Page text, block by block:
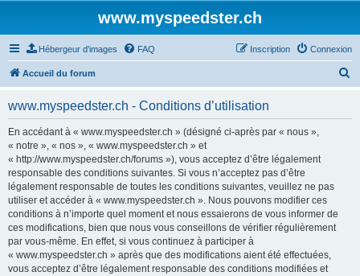
www.myspeedster.ch
Hébergeur d'images FAQ Connexion
Inscription
Accueil du forum
www.myspeedster.ch - Conditions d’utilisation
En accédant à « www.myspeedster.ch » (désigné ci-après par « nous »,
« notre », « nos », « www.myspeedster.ch » et
« http://www.myspeedster.ch/forums »), vous acceptez d’être légalement
responsable des conditions suivantes. Si vous n’acceptez pas d’être
légalement responsable de toutes les conditions suivantes, veuillez ne pas
utiliser et accéder à « www.myspeedster.ch ». Nous pouvons modifier ces
conditions à n’importe quel moment et nous essaierons de vous informer de
ces modifications, bien que nous vous conseillons de vérifier régulièrement
par vous-même. En effet, si vous continuez à participer à
« www.myspeedster.ch » après que des modifications aient été effectuées,
vous acceptez d’être légalement responsable des conditions modifiées et